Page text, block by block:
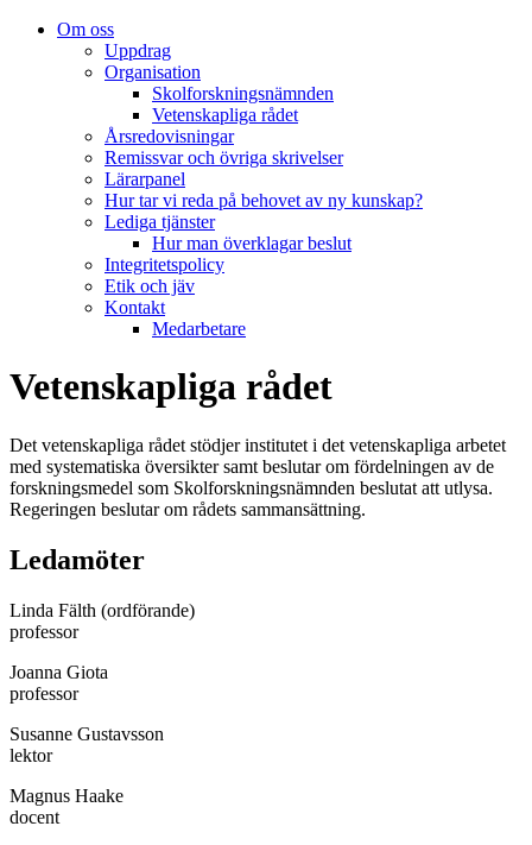
Om oss
Uppdrag
Organisation
Skolforskningsnämnden
Vetenskapliga rådet
Årsredovisningar
Remissvar och övriga skrivelser
Lärarpanel
Hur tar vi reda på behovet av ny kunskap?
Lediga tjänster
Hur man överklagar beslut
Integritetspolicy
Etik och jäv
Kontakt
Medarbetare
Vetenskapliga rådet
Det vetenskapliga rådet stödjer institutet i det vetenskapliga arbetet
med systematiska översikter samt beslutar om fördelningen av de
forskningsmedel som Skolforskningsnämnden beslutat att utlysa.
Regeringen beslutar om rådets sammansättning.
Ledamöter
Linda Fälth (ordförande)
professor
Joanna Giota
professor
Susanne Gustavsson
lektor
Magnus Haake
docent